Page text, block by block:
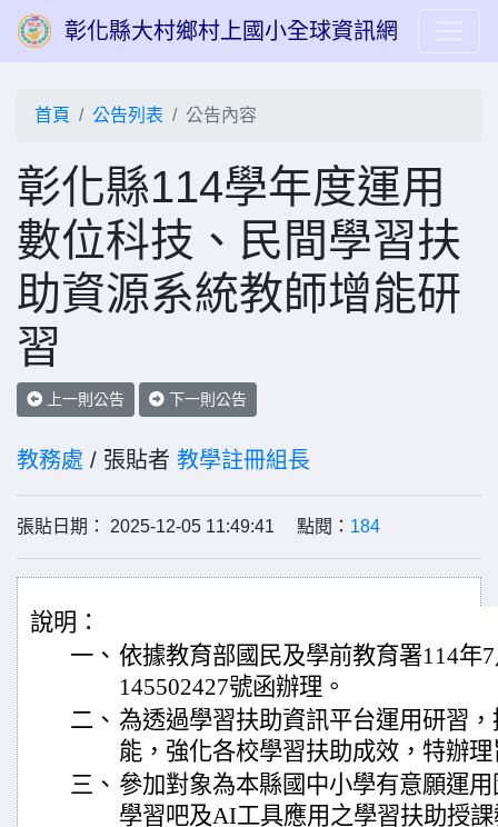
彰化縣大村鄉村上國小全球資訊網
首頁 公告列表 公告內容
彰化縣114學年度運用
數位科技、民間學習扶
助資源系統教師增能研
習
上一則公告 下一則公告
教務處 / 張貼者 教學註冊組長
張貼日期： 2025-12-05 11:49:41 點閱： 184
說明：
一、 依據教育部國民及學前教育署114年
145502427號函辦理。
二、 為透過學習扶助資訊平台運用研習
能，強化各校學習扶助成效，特辦
三、 參加對象為本縣國中小學有意願運
學習吧及AI工具應用之學習扶助授